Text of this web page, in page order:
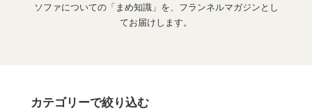
ソファについての「まめ知識」を、フランネルマガジンとし
てお届けします。
カテゴリーで絞り込む